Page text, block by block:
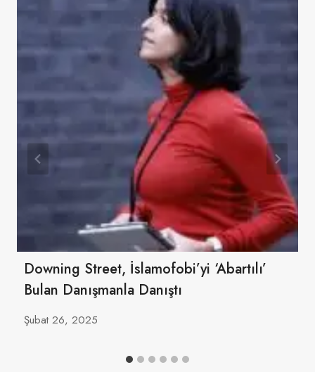
Downing Street, İslamofobi’yi ‘abartılı’
Bulan Danışmanla Danıştı
Şubat 26, 2025